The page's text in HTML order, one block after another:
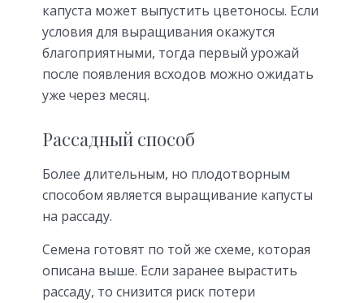
капуста может выпустить цветоносы. Если
условия для выращивания окажутся
благоприятными, тогда первый урожай
после появления всходов можно ожидать
уже через месяц.
Рассадный способ
Более длительным, но плодотворным
способом является выращивание капусты
на рассаду.
Семена готовят по той же схеме, которая
описана выше. Если заранее вырастить
рассаду, то снизится риск потери